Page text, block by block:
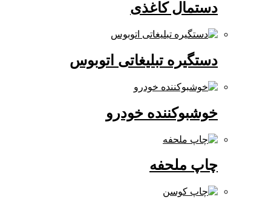
دستمال کاغذی
دستگیره تبلیغاتی اتوبوس
خوشبوکننده خودرو
چاپ ملحفه